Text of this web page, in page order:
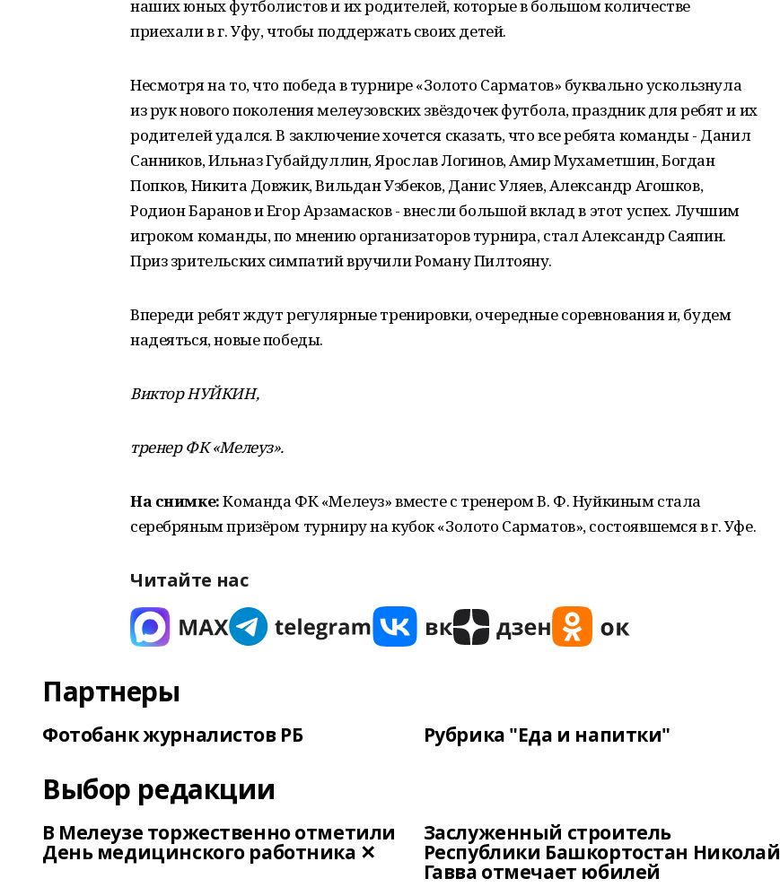
наших юных футболистов и их родителей, которые в большом количестве
приехали в г. Уфу, чтобы поддержать своих детей.
Несмотря на то, что победа в турнире «Золото Сарматов» буквально ускользнула
из рук нового поколения мелеузовских звёздочек футбола, праздник для ребят и их
родителей удался. В заключение хочется сказать, что все ребята команды - Данил
Санников, Ильназ Губайдуллин, Ярослав Логинов, Амир Мухаметшин, Богдан
Попков, Никита Довжик, Вильдан Узбеков, Данис Уляев, Александр Агошков,
Родион Баранов и Егор Арзамасков - внесли большой вклад в этот успех. Лучшим
игроком команды, по мнению организаторов турнира, стал Александр Саяпин.
Приз зрительских симпатий вручили Роману Пилтояну.
Впереди ребят ждут регулярные тренировки, очередные соревнования и, будем
надеяться, новые победы.
Виктор НУЙКИН,
тренер ФК «Мелеуз».
На снимке:Команда ФК «Мелеуз» вместе с тренером В. Ф. Нуйкиным стала
серебряным призёром турниру на кубок «Золото Сарматов», состоявшемся в г. Уфе.
Читайте нас
Партнеры
Фотобанк журналистов РБ Рубрика "Еда и напитки"
Выбор редакции
В Мелеузе торжественно отметили
День медицинского работника ✕
Заслуженный строитель
Республики Башкортостан Николай
Гавва отмечает юбилей